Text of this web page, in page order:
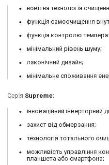
новітня технологія
функція самоочищення
функція контролю
мінімальний рівень шуму;
лаконічний дизайн;
мінімальне споживання
Серія Supreme:
інноваційний
захист від обмерзання;
технологія тотального
можливість управління
планшета або смартфона;